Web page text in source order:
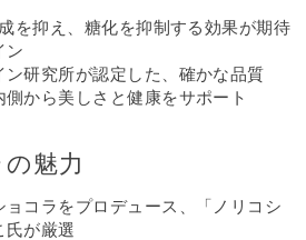
を抑え、糖化を抑制する効果が期待
ン
ン研究所が認定した、確かな品質
から美しさと健康をサポート
魅力
コラをプロデュース、「ノリコシ
氏が厳選